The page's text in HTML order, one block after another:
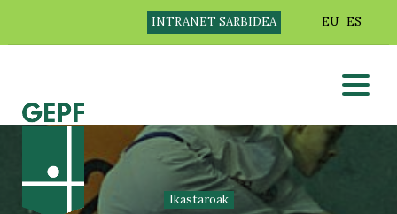
INTRANET SARBIDEA EU ES
Ikastaroak